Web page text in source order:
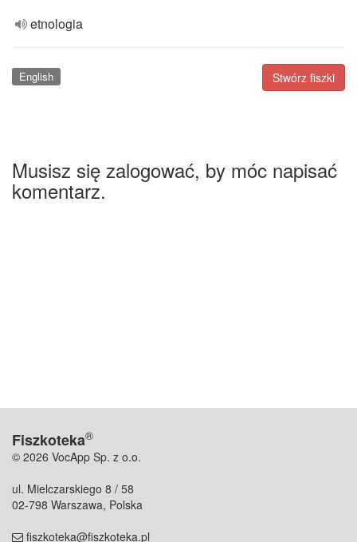
etnologia
Stwórz fiszki
English
Musisz się zalogować, by móc napisać
komentarz.
Fiszkoteka®
© 2026 VocApp Sp. z o.o.
ul. Mielczarskiego 8 / 58
02-798 Warszawa, Polska
fiszkoteka@fiszkoteka.pl